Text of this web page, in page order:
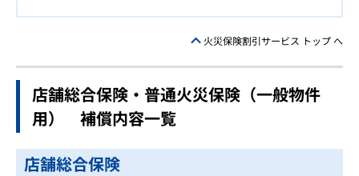
火災保険割引サービス トップ へ
店舗総合保険・普通火災保険（一般物件
用） 補償内容一覧
店舗総合保険